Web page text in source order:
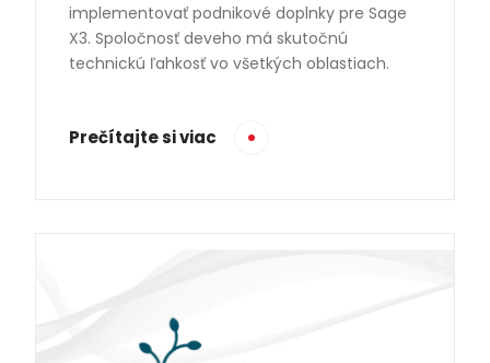
implementovať podnikové doplnky pre Sage
X3. Spoločnosť deveho má skutočnú
technickú ľahkosť vo všetkých oblastiach.
Prečítajte si viac